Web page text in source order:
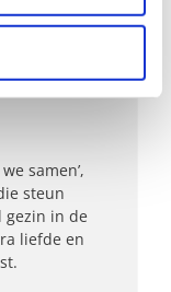
samen’,
steun
gezin in de
liefde en